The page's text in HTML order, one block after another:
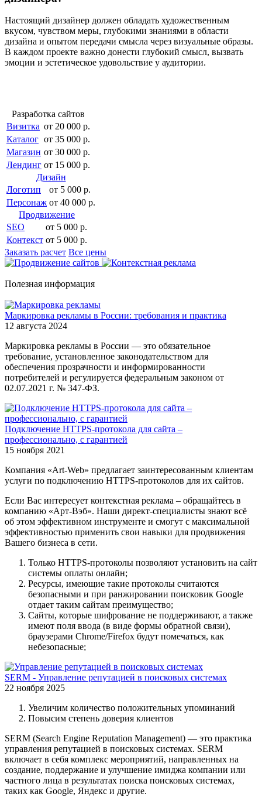
Настоящий дизайнер должен обладать художественным
вкусом, чувством меры, глубокими знаниями в области
дизайна и опытом передачи смысла через визуальные образы.
В каждом проекте важно донести глубокий смысл, вызвать
эмоции и эстетическое удовольствие у аудитории.
Разработка сайтов
Визитка от 20 000 р.
Каталог от 35 000 р.
Магазин от 30 000 р.
Лендинг от 15 000 р.
Дизайн
Логотип
от 5 000 р.
Персонаж от 40 000 р.
Продвижение
SEO
от 5 000 р.
Контекст от 5 000 р.
Заказать расчет Все цены
Полезная информация
Маркировка рекламы в России: требования и практика
12 августа 2024
Маркировка рекламы в России — это обязательное
требование, установленное законодательством для
обеспечения прозрачности и информированности
потребителей и регулируется федеральным законом от
02.07.2021 г. № 347-ФЗ.
Подключение HTTPS-протокола для сайта –
профессионально, с гарантией
15 ноября 2021
Компания «Art-Web» предлагает заинтересованным клиентам
услуги по подключению HTTPS-протоколов для их сайтов.
Если Вас интересует контекстная реклама – обращайтесь в
компанию «Арт-Вэб». Наши директ-специалисты знают всё
об этом эффективном инструменте и смогут с максимальной
эффективностью применить свои навыки для продвижения
Вашего бизнеса в сети.
Только HTTPS-протоколы позволяют установить на сайт
системы оплаты онлайн;
Ресурсы, имеющие такие протоколы считаются
безопасными и при ранжировании поисковик Google
отдает таким сайтам преимущество;
Сайты, которые шифрование не поддерживают, а также
имеют поля ввода (в виде формы обратной связи),
браузерами Chrome/Firefox будут помечаться, как
небезопасные;
SERM - Управление репутацией в поисковых системах
22 ноября 2025
Увеличим количество положительных упоминаний
Повысим степень доверия клиентов
SERM (Search Engine Reputation Management) — это практика
управления репутацией в поисковых системах. SERM
включает в себя комплекс мероприятий, направленных на
создание, поддержание и улучшение имиджа компании или
частного лица в результатах поиска поисковых системах,
таких как Google, Яндекс и другие.